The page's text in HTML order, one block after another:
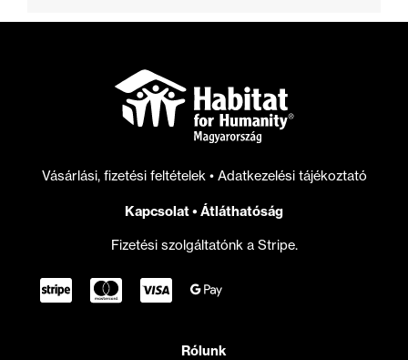
Vásárlási, fizetési feltételek • Adatkezelési tájékoztató
Kapcsolat• Átláthatóság
Fizetési szolgáltatónk a Stripe.
Rólunk